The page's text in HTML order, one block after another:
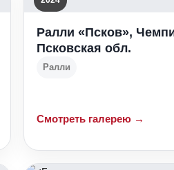
Ралли «Псков»,
Псковская обл.
Ралли
Смотреть галерею →